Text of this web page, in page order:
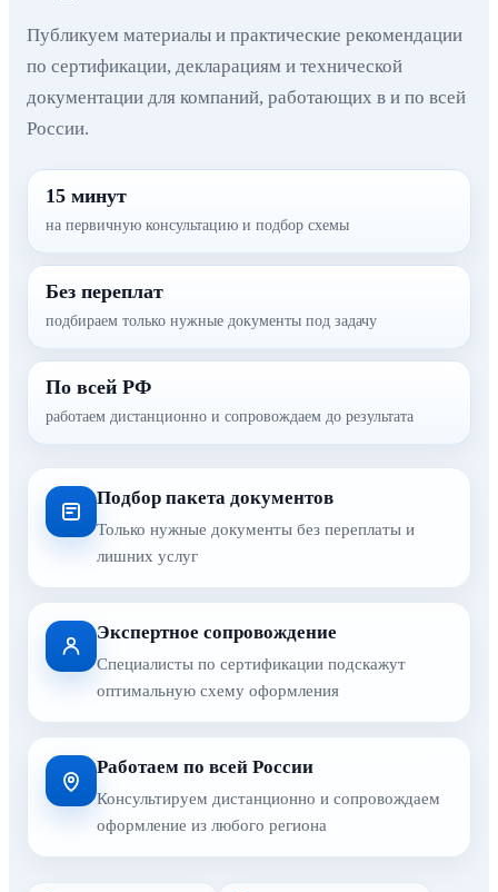
Публикуем материалы и практические рекомендации
по сертификации, декларациям и технической
документации для компаний, работающих в и по всей
России.
15 минут
на первичную консультацию и подбор схемы
Без переплат
подбираем только нужные документы под задачу
По всей РФ
работаем дистанционно и сопровождаем до результата
Подбор пакета документов
Только нужные документы без переплаты и
лишних услуг
Экспертное сопровождение
Специалисты по сертификации подскажут
оптимальную схему оформления
Работаем по всей России
Консультируем дистанционно и сопровождаем
оформление из любого региона